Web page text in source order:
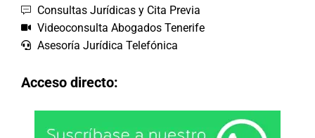
Consultas Jurídicas y Cita Previa
Videoconsulta Abogados Tenerife
Asesoría Jurídica Telefónica
Acceso directo: